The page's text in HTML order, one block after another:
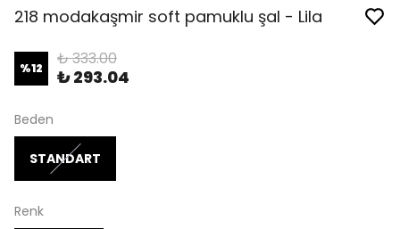
218 modakaşmir soft pamuklu şal - Lila
%12 ₺ 333.00
₺ 293.04
Beden
STANDART
Renk